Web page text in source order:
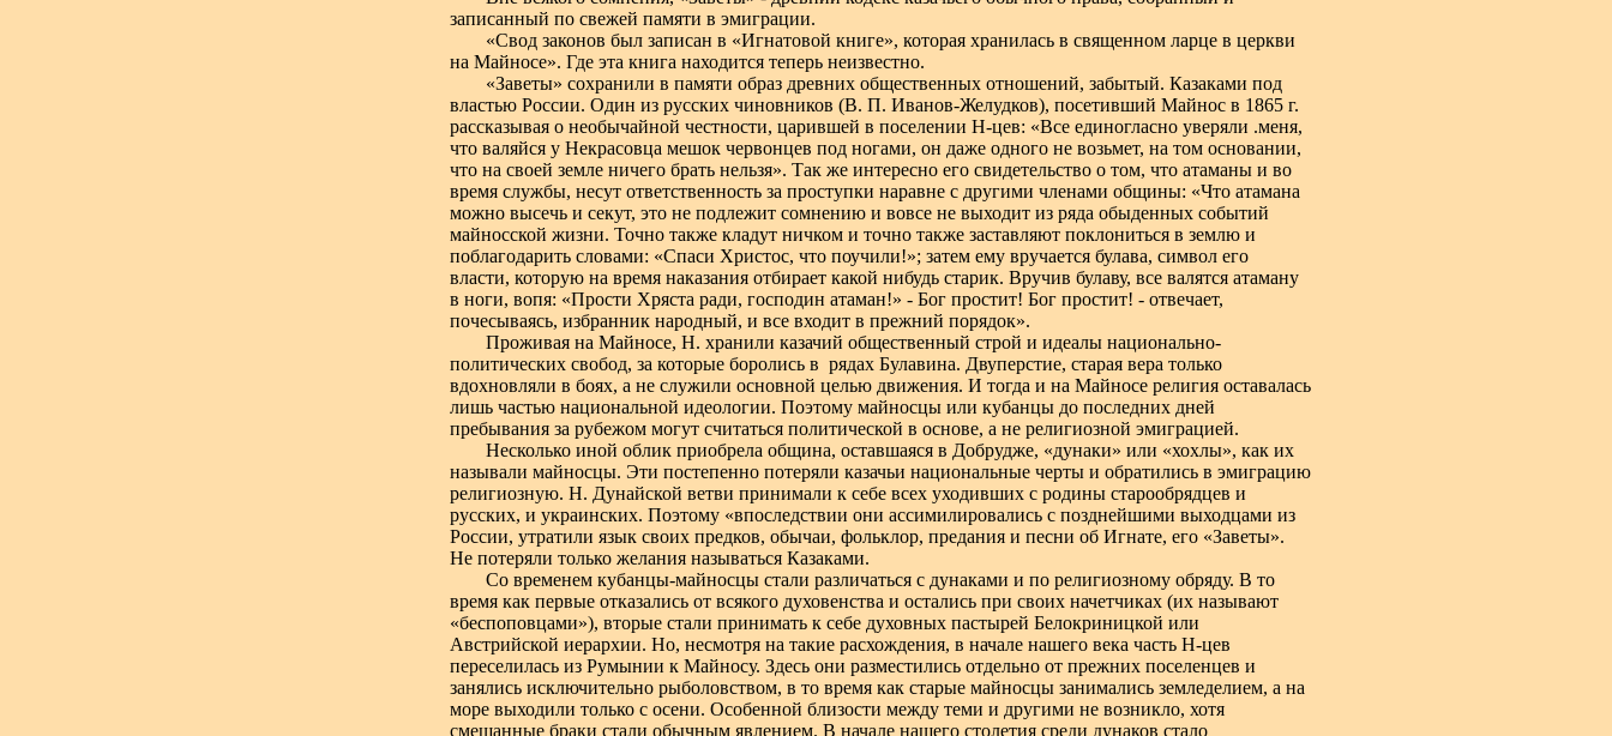
записанный по свежей памяти в эмиграции.
«Свод законов был записан в «Игнатовой книге», которая хранилась в священном ларце в церкви
на Майносе». Где эта книга находится теперь неизвестно.
«Заветы» сохранили в памяти образ древних общественных отношений, забытый. Казаками под
властью России. Один из русских чиновников (В. П. Иванов-Желудков), посетивший Майнос в 1865 г.
рассказывая о необычайной честности, царившей в поселении Н-цев: «Все единогласно уверяли .меня,
что валяйся у Некрасовца мешок червонцев под ногами, он даже одного не возьмет, на том основании,
что на своей земле ничего брать нельзя». Так же интересно его свидетельство о том, что атаманы и во
время службы, несут ответственность за проступки наравне с другими членами общины: «Что атамана
можно высечь и секут, это не подлежит сомнению и вовсе не выходит из ряда обыденных событий
майносской жизни. Точно также кладут ничком и точно также заставляют поклониться в землю и
поблагодарить словами: «Спаси Христос, что поучили!»; затем ему вручается булава, символ его
власти, которую на время наказания отбирает какой нибудь старик. Вручив булаву, все валятся атаману
в ноги, вопя: «Прости Хряста ради, господин атаман!» - Бог простит! Бог простит! - отвечает,
почесываясь, избранник народный, и все входит в прежний порядок».
Проживая на Майносе, Н. хранили казачий общественный строй и идеалы национально-
политических свобод, за которые боролись в рядах Булавина. Двуперстие, старая вера только
вдохновляли в боях, а не служили основной целью движения. И тогда и на Майносе религия оставалась
лишь частью национальной идеологии. Поэтому майносцы или кубанцы до последних дней
пребывания за рубежом могут считаться политической в основе, а не религиозной эмиграцией.
Несколько иной облик приобрела община, оставшаяся в Добрудже, «дунаки» или «хохлы», как их
называли майносцы. Эти постепенно потеряли казачьи национальные черты и обратились в эмиграцию
религиозную. Н. Дунайской ветви принимали к себе всех уходивших с родины старообрядцев и
русских, и украинских. Поэтому «впоследствии они ассимилировались с позднейшими выходцами из
России, утратили язык своих предков, обычаи, фольклор, предания и песни об Игнате, его «Заветы».
Не потеряли только желания называться Казаками.
Со временем кубанцы-майносцы стали различаться с дунаками и по религиозному обряду. В то
время как первые отказались от всякого духовенства и остались при своих начетчиках (их называют
«беспоповцами»), вторые стали принимать к себе духовных пастырей Белокриницкой или
Австрийской иерархии. Но, несмотря на такие расхождения, в начале нашего века часть Н-цев
переселилась из Румынии к Майносу. Здесь они разместились отдельно от прежних поселенцев и
занялись исключительно рыболовством, в то время как старые майносцы занимались земледелием, а на
море выходили только с осени. Особенной близости между теми и другими не возникло, хотя
смешанные браки стали обычным явлением. В начале нашего столетия среди дунаков стало